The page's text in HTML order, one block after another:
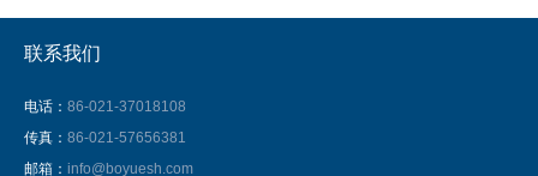
联系我们
电话： 86-021-37018108
传真： 86-021-57656381
邮箱： info@boyuesh.com